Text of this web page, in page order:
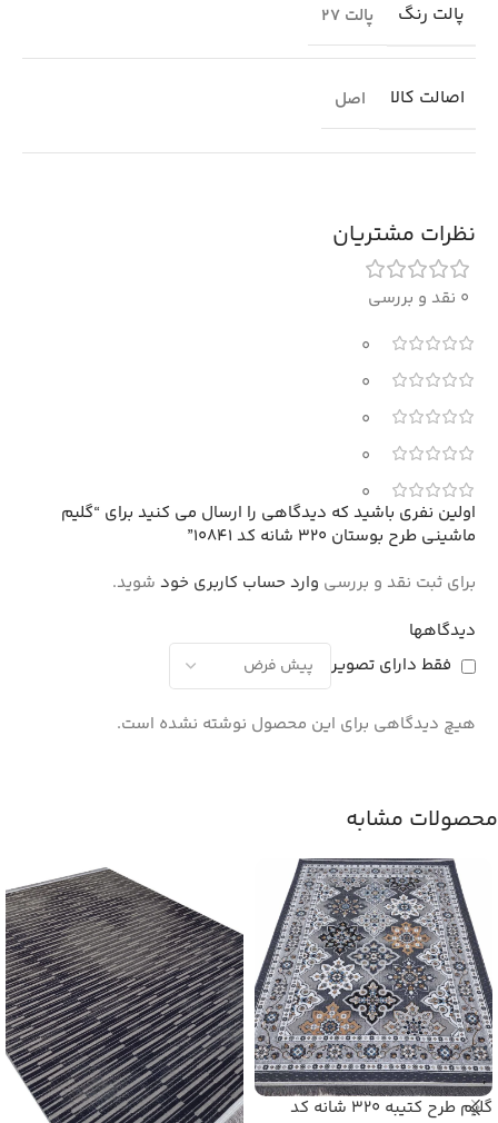
پالت رنگ پالت 27
اصالت کالا اصل
نظرات مشتریان
0 نقد و بررسی
0
0
0
0
0
دیدگاهها
فقط دارای تصویر
هیچ دیدگاهی برای این محصول نوشته نشده است.
اولین نفری باشید که دیدگاهی را ارسال می کنید برای “گلیم
ماشینی طرح بوستان 320 شانه کد 10841”
برای ثبت نقد و بررسی وارد حساب کاربری خود شوید.
محصولات مشابه
گلیم طرح کتیبه 320 شانه کد